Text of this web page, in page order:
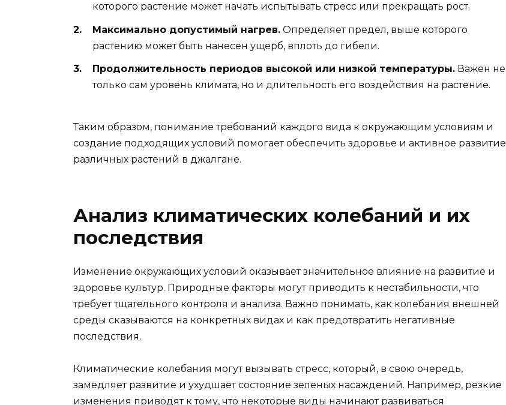
которого растение может начать испытывать стресс или прекращать рост.
Максимально допустимый нагрев. Определяет предел, выше которого
растению может быть нанесен ущерб, вплоть до гибели.
Продолжительность периодов высокой или низкой температуры. Важен не
только сам уровень климата, но и длительность его воздействия на растение.
Таким образом, понимание требований каждого вида к окружающим условиям и
создание подходящих условий помогает обеспечить здоровье и активное развитие
различных растений в джалгане.
Анализ климатических колебаний и их
последствия
Изменение окружающих условий оказывает значительное влияние на развитие и
здоровье культур. Природные факторы могут приводить к нестабильности, что
требует тщательного контроля и анализа. Важно понимать, как колебания внешней
среды сказываются на конкретных видах и как предотвратить негативные
последствия.
Климатические колебания могут вызывать стресс, который, в свою очередь,
замедляет развитие и ухудшает состояние зеленых насаждений. Например, резкие
изменения приводят к тому, что некоторые виды начинают развиваться